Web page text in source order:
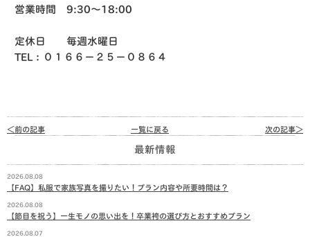
営業時間 9:30〜18:00
定休日 毎週水曜日
TEL：０１６６−２５−０８６４
＜前の記事 次の記事＞
一覧に戻る
最新情報
2026.08.08
【FAQ】私服で家族写真を撮りたい！プラン内容や所要時間は？
2026.08.08
【節目を祝う】一生モノの思い出を！卒業袴の選び方とおすすめプラン
2026.08.07